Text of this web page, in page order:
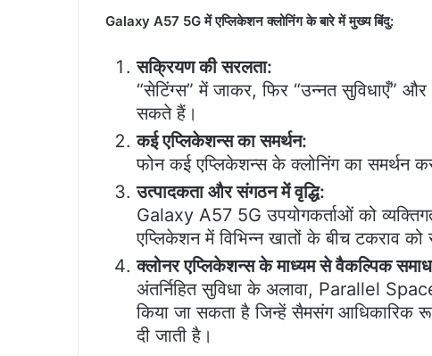
Galaxy A57 5G में एप्लिकेशन क्लोनिंग के बारे में मुख्य बिंदु:
सक्रियण की सरलता:
“सेटिंग्स” में जाकर, फिर “उन्नत सुविधाएँ”
सकते हैं।
कई एप्लिकेशन्स का समर्थन:
फोन कई एप्लिकेशन्स के क्लोनिंग का समर्थन
उत्पादकता और संगठन में वृद्धि:
Galaxy A57 5G उपयोगकर्ताओं को
एप्लिकेशन में विभिन्न खातों के बीच टकराव को
क्लोनर एप्लिकेशन्स के माध्यम से वैकल्पिक
अंतर्निहित सुविधा के अलावा, Parallel
किया जा सकता है जिन्हें सैमसंग आधिकारिक
दी जाती है।